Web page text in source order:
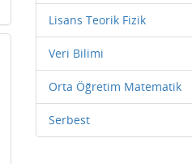
Lisans Teorik Fizik
Veri Bilimi
Orta Öğretim Matematik
Serbest